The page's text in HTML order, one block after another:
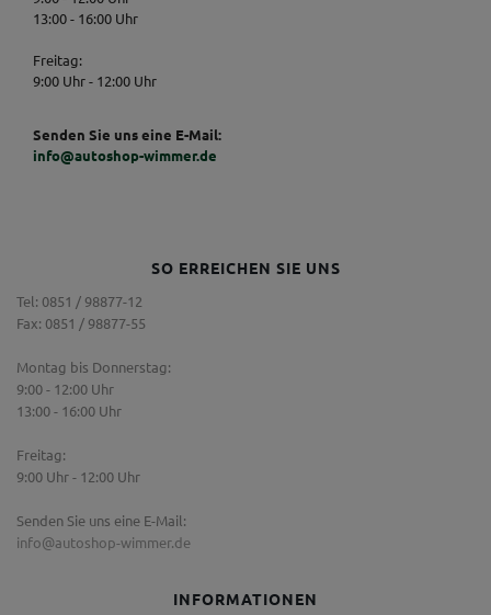
13:00 - 16:00 Uhr
Freitag:
9:00 Uhr - 12:00 Uhr
Senden Sie uns eine E-Mail:
info@autoshop-wimmer.de
SO ERREICHEN SIE UNS
Tel: 0851 / 98877-12
Fax: 0851 / 98877-55
Montag bis Donnerstag:
9:00 - 12:00 Uhr
13:00 - 16:00 Uhr
Freitag:
9:00 Uhr - 12:00 Uhr
Senden Sie uns eine E-Mail:
info@autoshop-wimmer.de
INFORMATIONEN